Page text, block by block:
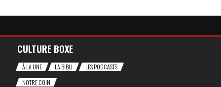
CULTURE BOXE
À LA UNE LA BIBLI
LES PODCASTS
NOTRE COIN